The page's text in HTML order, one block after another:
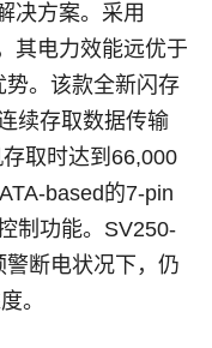
决方案。采用
其电力效能远优于
。该款全新闪存
续存取数据传输
取时达到 66,000
based的7-pin
制功能。 SV250-
警断电状况下，仍
。